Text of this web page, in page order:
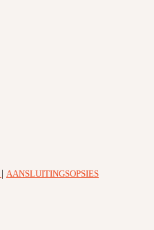
AANSLUITINGSOPSIES